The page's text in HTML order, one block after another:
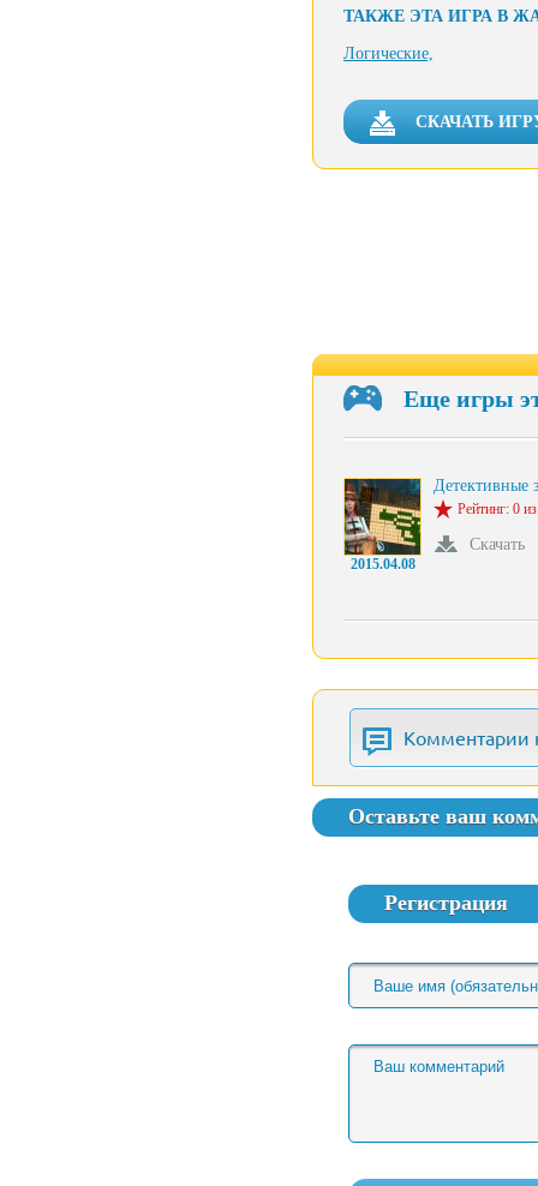
ТАКЖЕ ЭТА ИГРА В
Логические,
СКАЧАТЬ
Еще игры
2015.04.08
Детективные
Рейтинг: 0
Скачать
Комментарии
Оставьте ваш
Регистрация